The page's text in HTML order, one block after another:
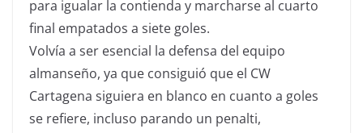
para igualar la contienda y marcharse al cuarto
final empatados a siete goles.
Volvía a ser esencial la defensa del equipo
almanseño, ya que consiguió que el CW
Cartagena siguiera en blanco en cuanto a goles
se refiere, incluso parando un penalti,